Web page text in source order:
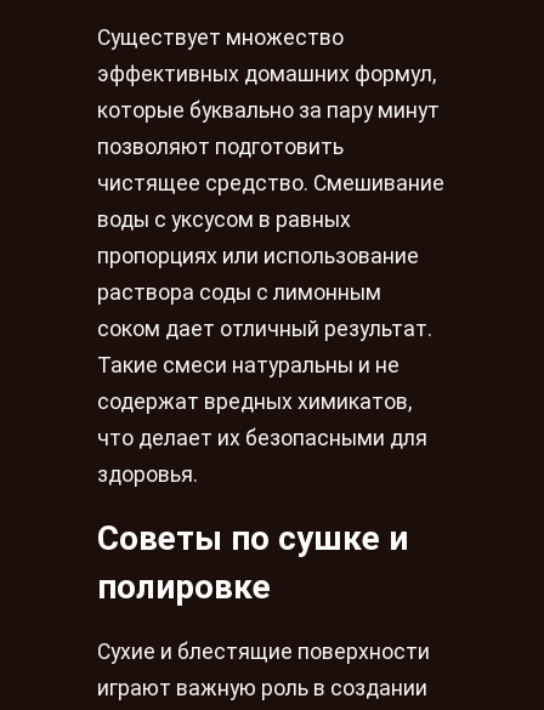
Существует множество
эффективных домашних формул,
которые буквально за пару минут
позволяют подготовить
чистящее средство. Смешивание
воды с уксусом в равных
пропорциях или использование
раствора соды с лимонным
соком дает отличный результат.
Такие смеси натуральны и не
содержат вредных химикатов,
что делает их безопасными для
здоровья.
Советы по сушке и
полировке
Сухие и блестящие поверхности
играют важную роль в создании